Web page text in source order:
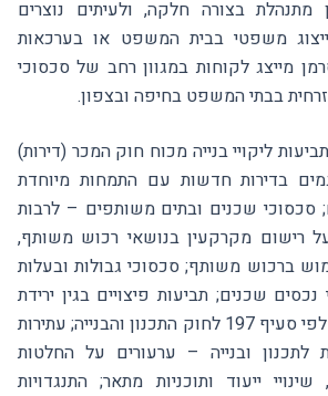
בצורה חלקה, ולעיתים נוצרים
משפטי בבית המשפט או בערכאות
מייצג לקוחות במגוון רחב של סכסוכי
בבתי המשפט בחיפה ובצפון.
ליקויי בנייה מכוח חוק המכר (דירות)
בדירות חדשות עם התמחות מיוחדת
סכסוכי שכנים ובתים משותפים – לרבות
רישום מקרקעין בנושאי רכוש משותף,
ברכוש משותף; סכסוכי גבולות ובעלות
שכנים; תביעות פיצויים בגין ירידת
ערך – לרבות תביעות לפי סעיף 197 לחוק התכנון והבנייה; עתירות
לתכנון ובנייה – ערעורים על החלטות
ייעוד ותוכניות מתאר; התנגדויות